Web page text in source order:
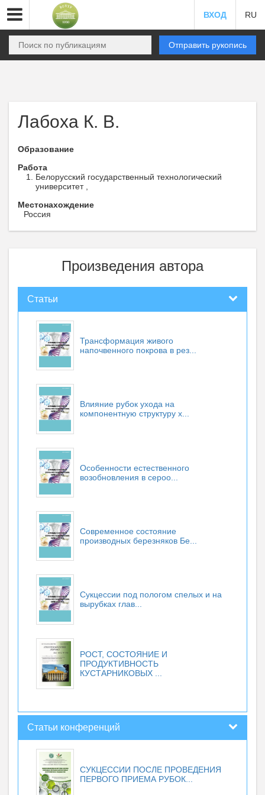
ВХОД RU
Отправить рукопись
Лабоха К. В.
Образование
Работа
Белорусский государственный технологический
университет ,
Местонахождение
Россия
Произведения автора
Статьи
Трансформация живого
напочвенного покрова в рез...
Влияние рубок ухода на
компонентную структуру х...
Особенности естественного
возобновления в сероо...
Современное состояние
производных березняков Бе...
Сукцессии под пологом спелых и на
вырубках глав...
РОСТ, СОСТОЯНИЕ И
ПРОДУКТИВНОСТЬ
КУСТАРНИКОВЫХ ...
Статьи конференций
СУКЦЕССИИ ПОСЛЕ ПРОВЕДЕНИЯ
ПЕРВОГО ПРИЕМА РУБОК...